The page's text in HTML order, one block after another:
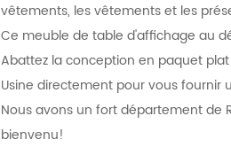
vêtements, les vêtements et les
Ce meuble de table d'affichage au
Abattez la conception en paquet
Usine directement pour vous fournir
Nous avons un fort département de
bienvenu!